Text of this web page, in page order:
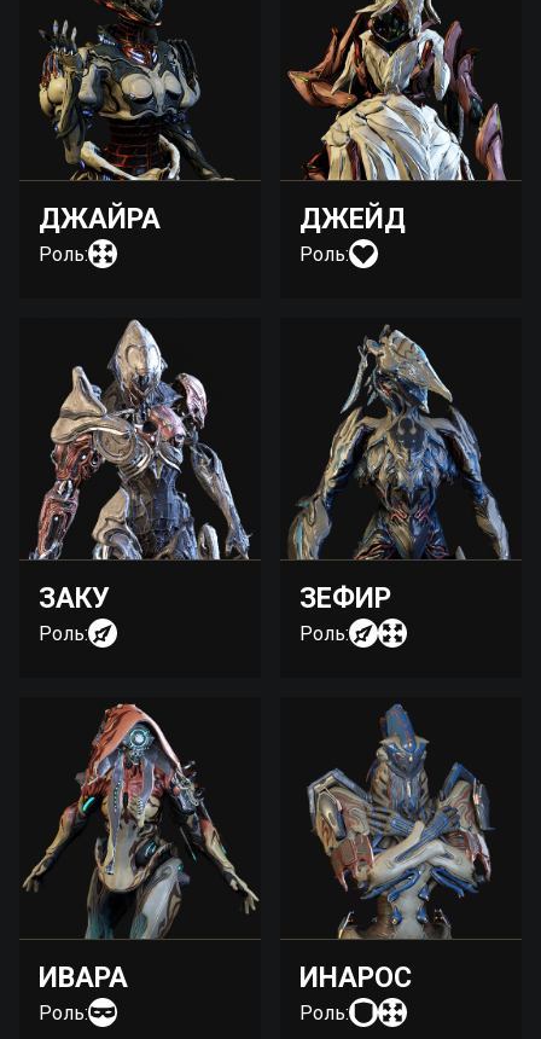
ДЖАЙРА
Роль:
ДЖЕЙД
Роль:
ЗАКУ
Роль:
ЗЕФИР
Роль:
ИВАРА
Роль:
ИНАРОС
Роль: